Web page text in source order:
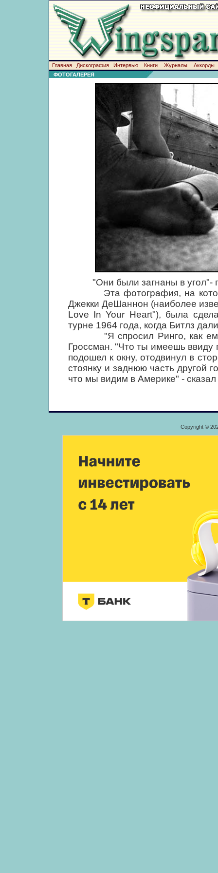
Главная Дискография Интервью Книги Журналы
Аккорды
ФОТОГАЛЕРЕЯ
"Они были загнаны в угол"-
Эта фотография, на
Джекки ДеШаннон (наиболее
Love In Your Heart"), была
турне 1964 года, когда Битлз
"Я спросил Ринго, как ему
Гроссман. "Что ты имеешь ввиду
подошел к окну, отодвинул в
стоянку и заднюю часть другой
что мы видим в Америке" - сказал
Copyright ©